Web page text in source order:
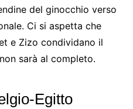
del ginocchio verso
Ci si aspetta che
e Zizo condividano il
sarà al completo.
Egitto